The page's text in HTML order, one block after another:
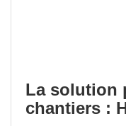
La solution
chantiers :